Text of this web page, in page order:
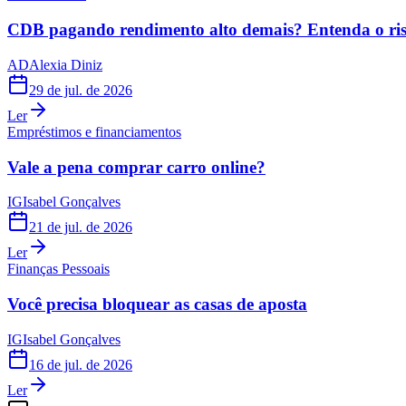
CDB pagando rendimento alto demais? Entenda o
ADAlexia Diniz
29 de jul. de 2026
Ler
Empréstimos e financiamentos
Vale a pena comprar carro online?
IGIsabel Gonçalves
21 de jul. de 2026
Ler
Finanças Pessoais
Você precisa bloquear as casas de aposta
IGIsabel Gonçalves
16 de jul. de 2026
Ler